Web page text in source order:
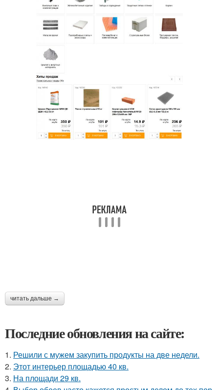
читать дальше →
Последние обновления на сайте:
1. Решили с мужем закупить продукты на две недели.
2. Этот интерьер площадью 40 кв.
3. На площади 29 кв.